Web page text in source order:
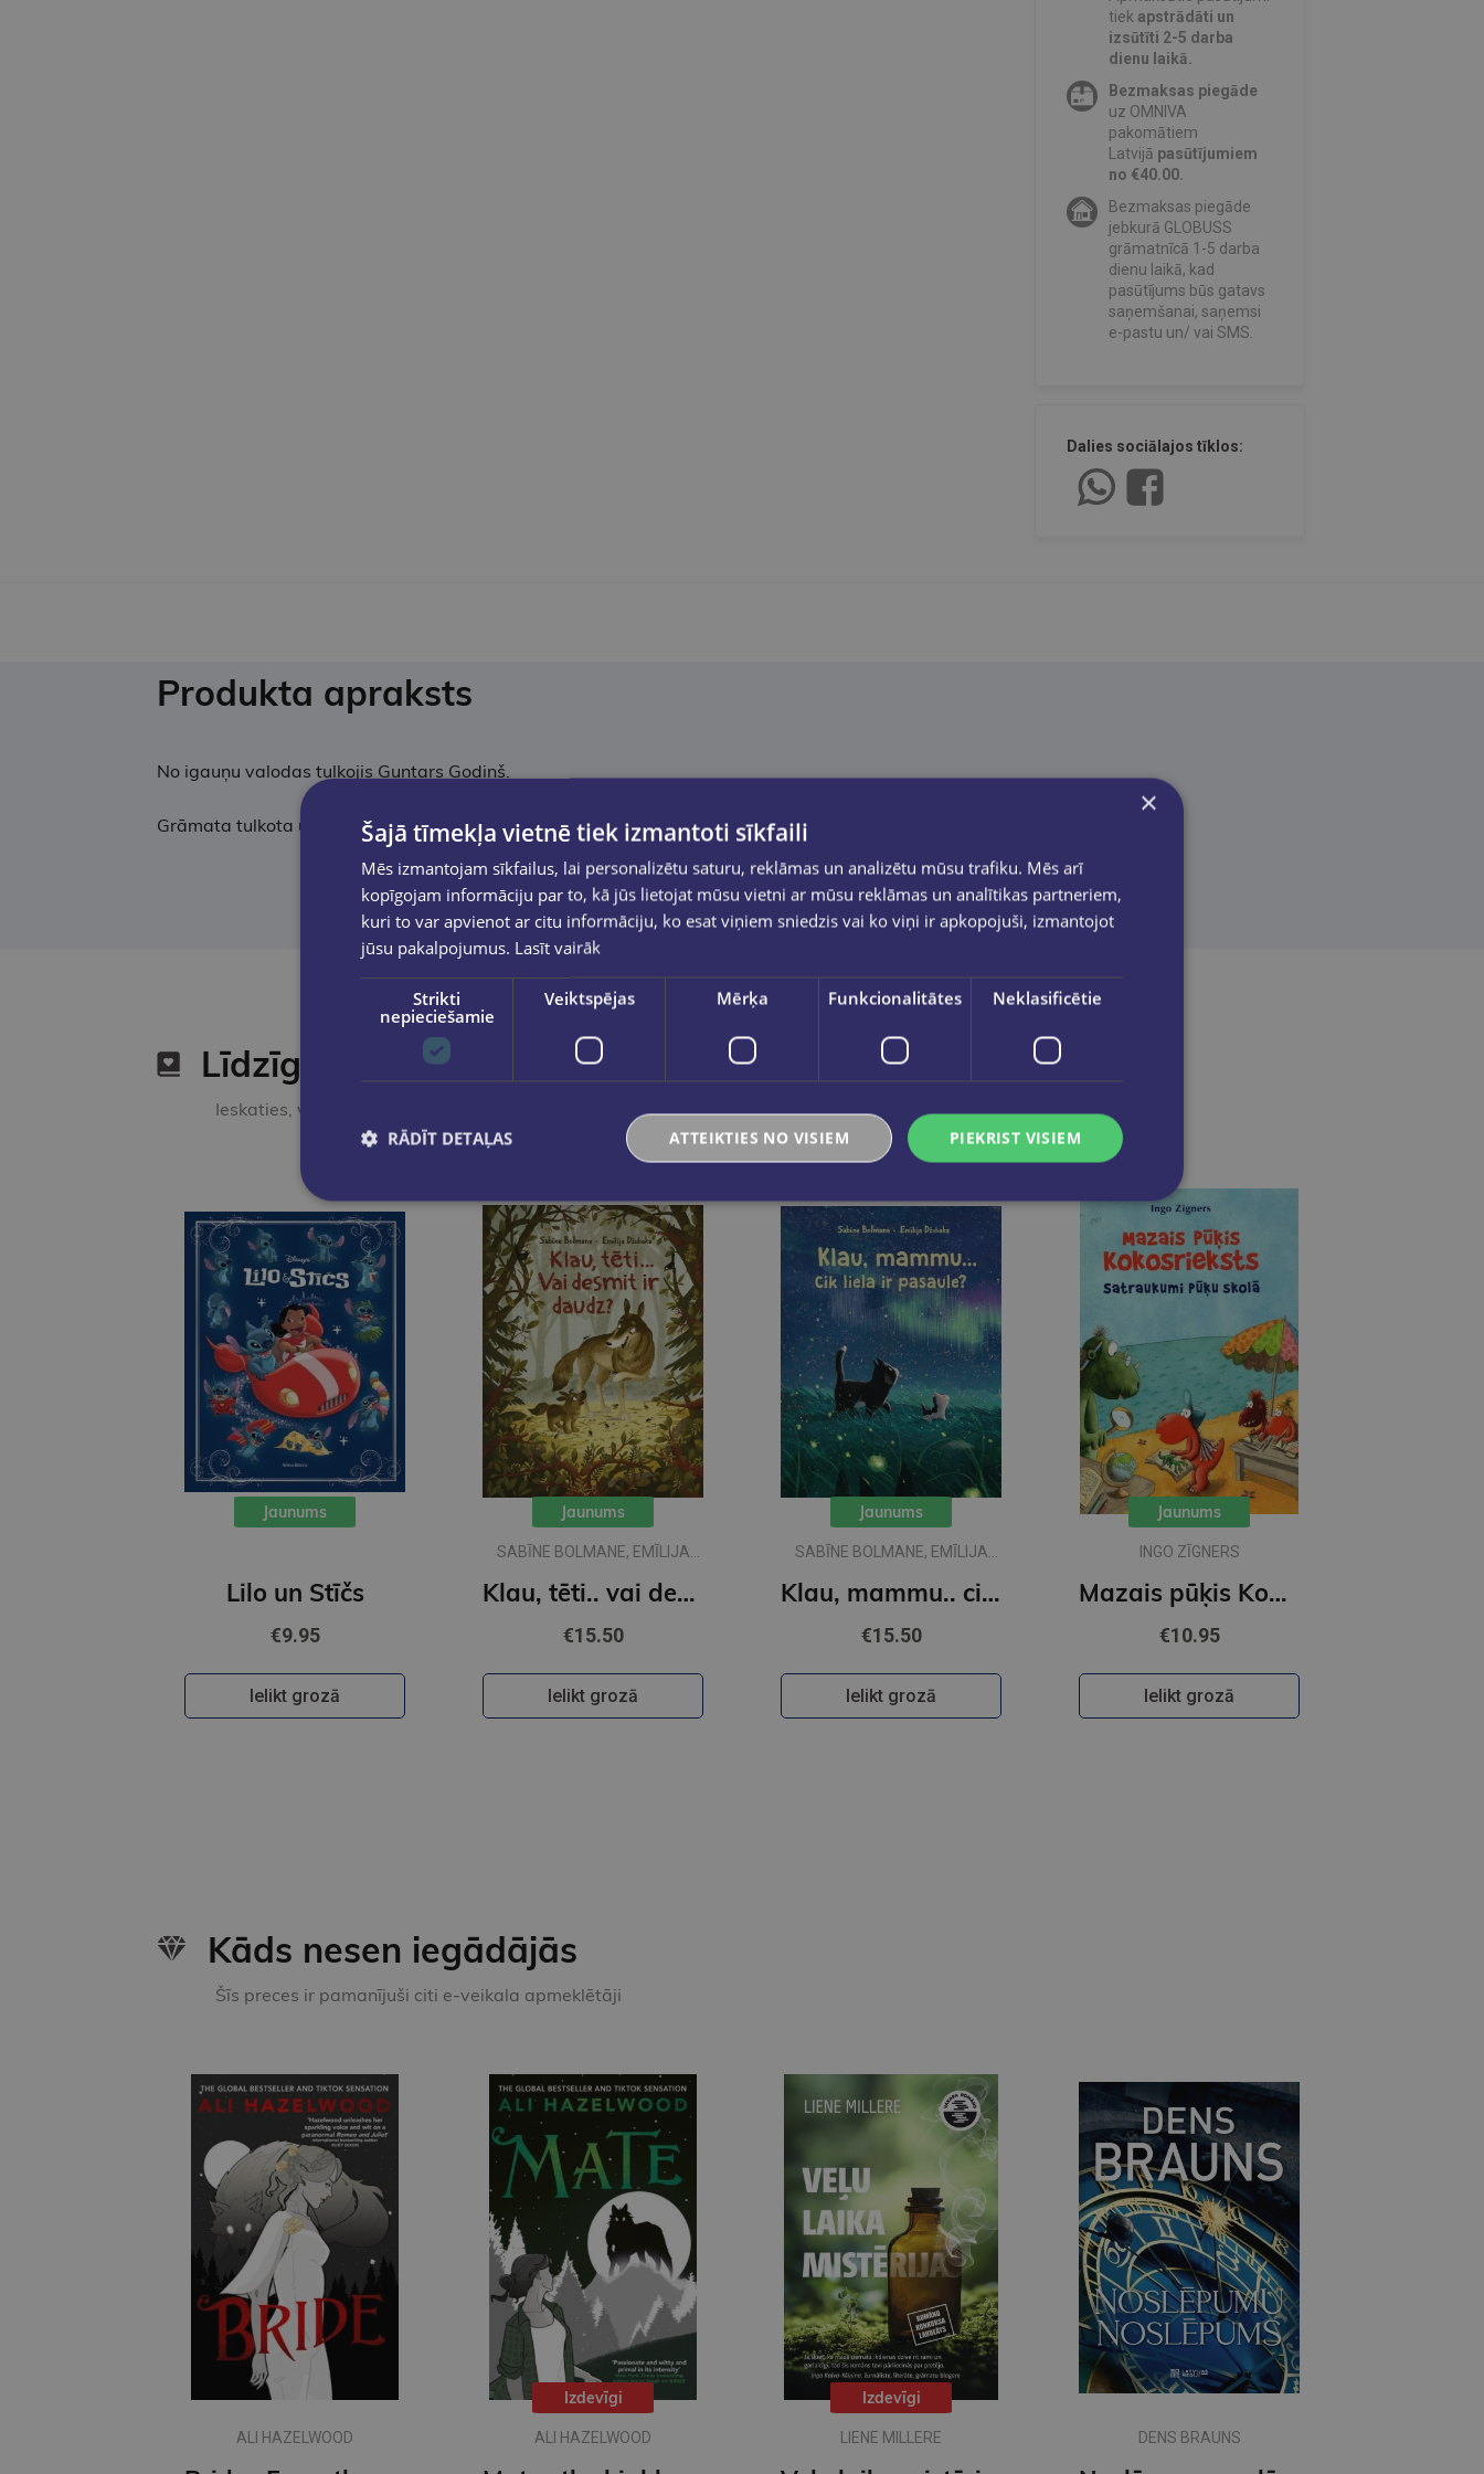
tiekapstrādāti un
izsūtīti 2-5 darba
dienu laikā.
Bezmaksas piegāde
uz OMNIVA
pakomātiem
Latvijā pasūtījumiem
no €40.00.
Bezmaksas piegāde
jebkurā GLOBUSS
grāmatnīcā 1-5 darba
dienu laikā, kad
pasūtījums būs gatavs
saņemšanai, saņemsi
e-pastu un/ vai SMS.
Dalies sociālajos tīklos:
Produkta apraksts
No igauņu valodas tulkojis Guntars Godiņš.
Grāmata tulkota un izdota ar Igaunijas Kultūrkapitāla fonda programmas Traducta atbalstu.
Līdzīgas preces
Ieskaties, varbūt noder
Jaunums
Lilo un Stīčs
€9.95
Ielikt grozā
Jaunums
SABĪNE BOLMANE, EMĪLIJA
Klau, tēti.. vai desmit ir daudz?
€15.50
Ielikt grozā
Jaunums
SABĪNE BOLMANE, EMĪLIJA
Klau, mammu.. ciik liela ir pasaule?
€15.50
Ielikt grozā
Jaunums
INGO ZĪGNERS
Mazais pūķis Kokosrieksts satraukumi Pūķu skolā
€10.95
Ielikt grozā
Kāds nesen iegādājās
Šīs preces ir pamanījuši citi e-veikala apmeklētāji
ALI HAZELWOOD
Izdevīgi
ALI HAZELWOOD
Izdevīgi
LIENE MILLERE DENS BRAUNS
×
Šajā tīmekļa vietnē tiek izmantoti sīkfaili
Mēs izmantojam sīkfailus, lai personalizētu saturu, reklāmas un analizētu mūsu trafiku. Mēs arī
kopīgojam informāciju par to, kā jūs lietojat mūsu vietni ar mūsu reklāmas un analītikas partneriem,
kuri to var apvienot ar citu informāciju, ko esat viņiem sniedzis vai ko viņi ir apkopojuši, izmantojot
jūsu pakalpojumus. Lasīt vairāk
Strikti
nepieciešamie
Veiktspējas Mērķa Funkcionalitātes Neklasificētie
PIEKRIST VISIEM
ATTEIKTIES NO VISIEM
RĀDĪT DETAĻAS